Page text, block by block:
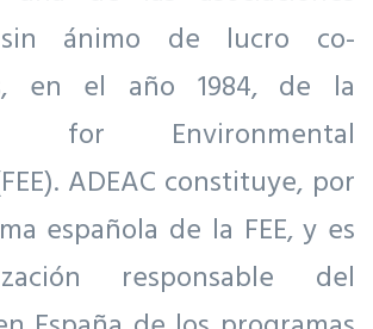
sin ánimo de lucro co-
en el año 1984, de la
for Environmental
ADEAC constituye, por
española de la FEE, y es
responsable del